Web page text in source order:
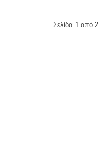
Σελίδα 1 από 2